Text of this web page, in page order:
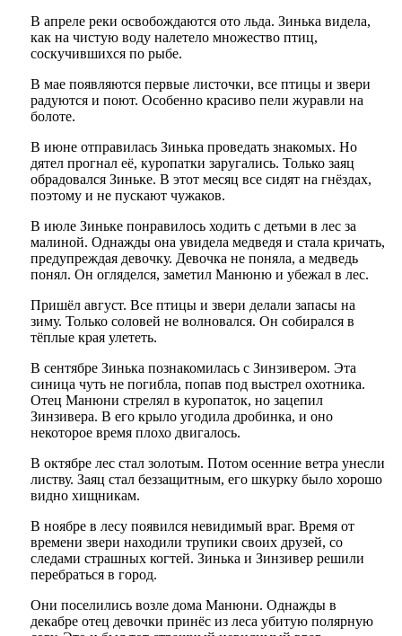
В апреле реки освобождаются ото льда. Зинька видела,
как на чистую воду налетело множество птиц,
соскучившихся по рыбе.
В мае появляются первые листочки, все птицы и звери
радуются и поют. Особенно красиво пели журавли на
болоте.
В июне отправилась Зинька проведать знакомых. Но
дятел прогнал её, куропатки заругались. Только заяц
обрадовался Зиньке. В этот месяц все сидят на гнёздах,
поэтому и не пускают чужаков.
В июле Зиньке понравилось ходить с детьми в лес за
малиной. Однажды она увидела медведя и стала кричать,
предупреждая девочку. Девочка не поняла, а медведь
понял. Он огляделся, заметил Манюню и убежал в лес.
Пришёл август. Все птицы и звери делали запасы на
зиму. Только соловей не волновался. Он собирался в
тёплые края улететь.
В сентябре Зинька познакомилась с Зинзивером. Эта
синица чуть не погибла, попав под выстрел охотника.
Отец Манюни стрелял в куропаток, но зацепил
Зинзивера. В его крыло угодила дробинка, и оно
некоторое время плохо двигалось.
В октябре лес стал золотым. Потом осенние ветра унесли
листву. Заяц стал беззащитным, его шкурку было хорошо
видно хищникам.
В ноябре в лесу появился невидимый враг. Время от
времени звери находили трупики своих друзей, со
следами страшных когтей. Зинька и Зинзивер решили
перебраться в город.
Они поселились возле дома Манюни. Однажды в
декабре отец девочки принёс из леса убитую полярную